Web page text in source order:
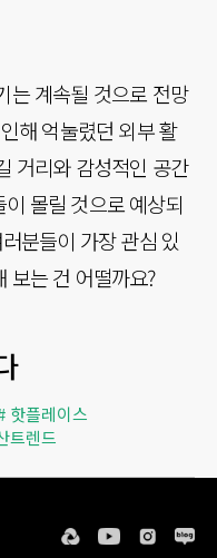
는 계속될 것으로 전망
해 억눌렸던 외부 활
거리와 감성적인 공간
몰릴 것으로 예상되
분들이 가장 관심 있
보는 건 어떨까요?
핫플레이스
트렌드